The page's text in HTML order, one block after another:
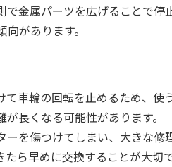
金属パーツを広げることで停
があります。
車輪の回転を止めるため、使
長くなる可能性があります。
を傷つけてしまい、大きな修
ら早めに交換することが大切で